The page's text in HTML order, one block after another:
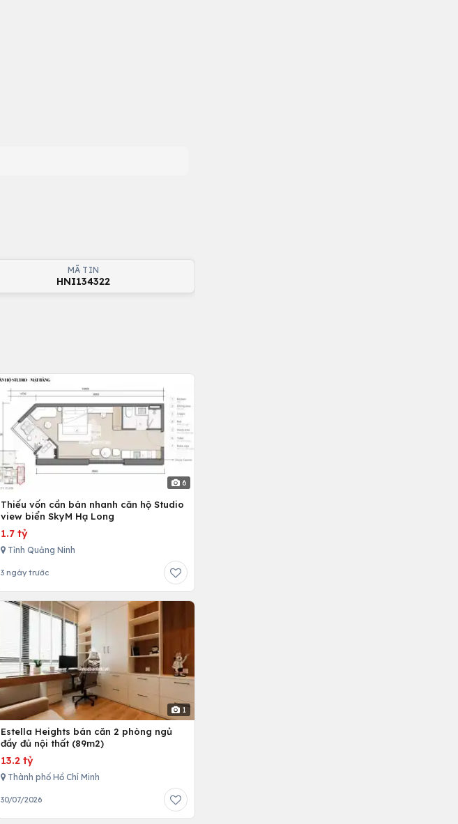
MÃ TIN
HNI134322
6
Thiếu vốn cần bán nhanh căn hộ Studio
view biển SkyM Hạ Long
1.7 tỷ
Tỉnh Quảng Ninh
3 ngày trước
1
Estella Heights bán căn 2 phòng ngủ
đầy đủ nội thất (89m2)
13.2 tỷ
Thành phố Hồ Chí Minh
30/07/2026